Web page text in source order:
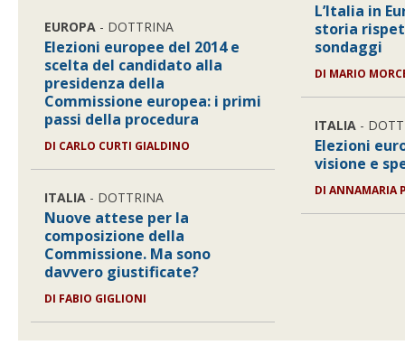
EUROPA - DOTTRINA
Elezioni europee del 2014 e
scelta del candidato alla
presidenza della
Commissione europea: i primi
passi della procedura
DI CARLO CURTI GIALDINO
ITALIA - DOTTRINA
Nuove attese per la
composizione della
Commissione. Ma sono
davvero giustificate?
DI FABIO GIGLIONI
L’Italia in
storia
sondaggi
DI MARIO
ITALIA -
Elezioni
visione e
DI ANNAMARIA